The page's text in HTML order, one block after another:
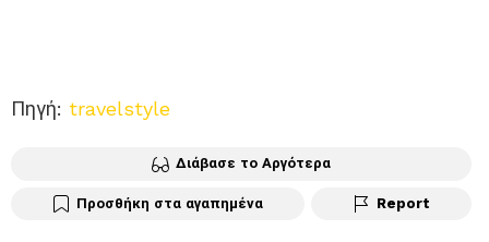
Πηγή: travelstyle
Διάβασε το Αργότερα
Προσθήκη στα αγαπημένα Report